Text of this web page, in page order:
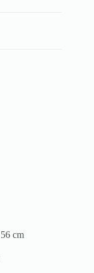
56 cm